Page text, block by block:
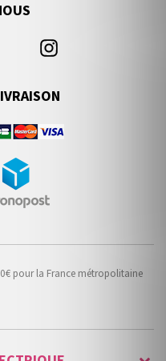
pour la France métropolitaine